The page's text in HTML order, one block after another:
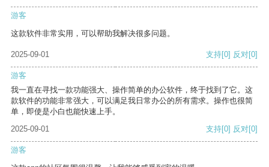
游客
这款软件非常实用，可以帮助我解决很多问题。
2025-09-01 支持[0] 反对[0]
游客
我一直在寻找一款功能强大、操作简单的办公软件，终于找到了它。这
款软件的功能非常强大，可以满足我日常办公的所有需求。操作也很简
单，即使是小白也能快速上手。
2025-09-01
支持[0] 反对[0]
游客